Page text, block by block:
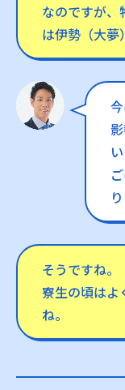
なのですが、
は伊勢（大夢
そうですね。
寮生の頃はよ
ね。